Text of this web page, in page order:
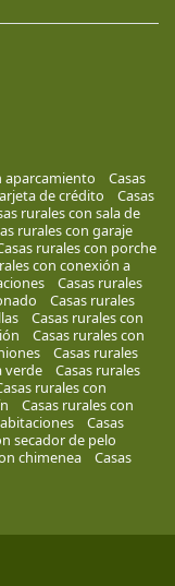
aparcamiento
Casas
de crédito
Casas
rurales con sala de
rurales con garaje
rurales con porche
con conexión a
Casas rurales
Casas rurales
Casas rurales con
Casas rurales con
Casas rurales
verde
Casas rurales
rurales con
Casas rurales con
Casas
secador de pelo
chimenea
Casas